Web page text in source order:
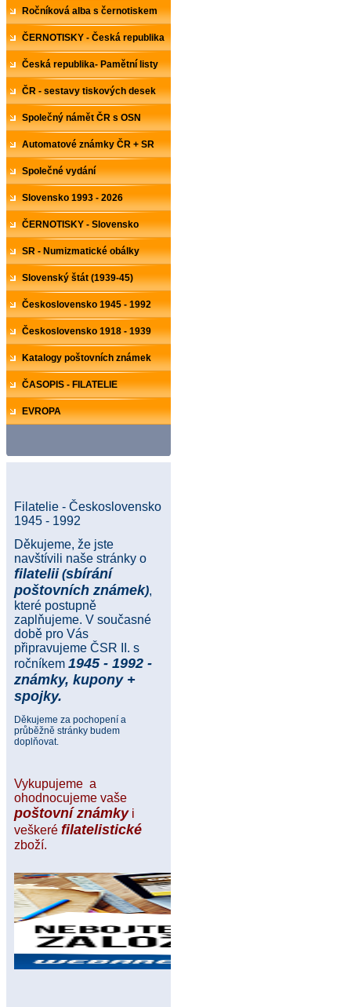
Ročníková alba s černotiskem
ČERNOTISKY - Česká republika
Česká republika- Pamětní listy
ČR - sestavy tiskových desek
Společný námět ČR s OSN
Automatové známky ČR + SR
Společné vydání
Slovensko 1993 - 2026
ČERNOTISKY - Slovensko
SR - Numizmatické obálky
Slovenský štát (1939-45)
Československo 1945 - 1992
Československo 1918 - 1939
Katalogy poštovních známek
ČASOPIS - FILATELIE
EVROPA
Filatelie - Československo
1945 - 1992
Děkujeme, že jste
navštívili naše stránky o
filatelii (sbírání
poštovních známek),
které postupně
zaplňujeme. V současné
době pro Vás
připravujeme ČSR II. s
ročníkem 1945 - 1992 -
známky, kupony +
spojky.
Děkujeme za pochopení a
průběžně stránky budem
doplňovat.
Vykupujeme a
ohodnocujeme vaše
poštovní známkyi
veškeré filatelistické
zboží.